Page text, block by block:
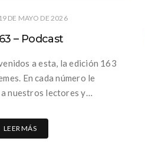
DE MAYO DE 2026
– Podcast
a esta, la edición 163
En cada número le
nuestros lectores y…
LEER MÁS